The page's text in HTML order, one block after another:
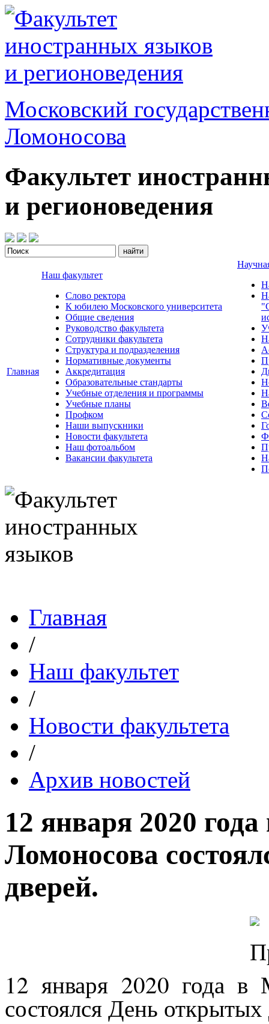
Московский
Ломоносова
Факультет
и регионоведения
Главная
Наш факультет
Слово ректора
К юбилею Московского университета
Общие сведения
Руководство факультета
Сотрудники факультета
Структура и подразделения
Нормативные документы
Аккредитация
Образовательные стандарты
Учебные отделения и программы
Учебные планы
Профком
Наши выпускники
Новости факультета
Наш фотоальбом
Вакансии факультета
Главная
/
Наш факультет
/
Новости факультета
/
Архив новостей
12 января 2020
Ломоносова
дверей.
12 января 2020 года
состоялся День открытых